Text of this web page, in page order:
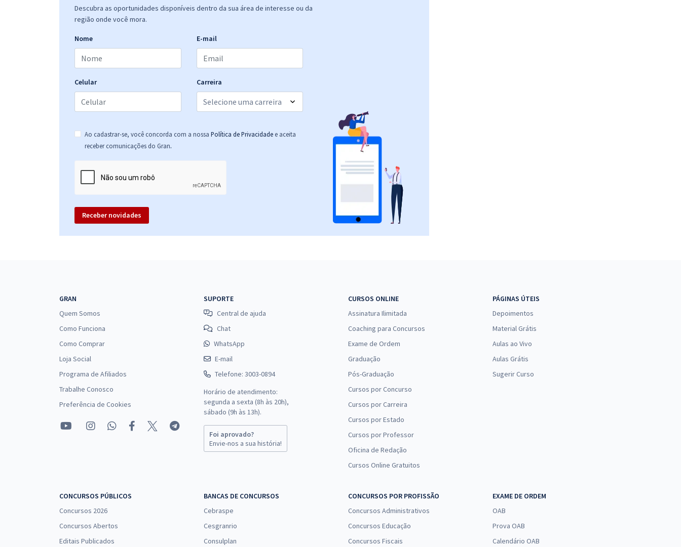
Descubra as oportunidades disponíveis dentro da sua área de interesse ou da
região onde você mora.
Nome E-mail
Celular Carreira
Ao cadastrar-se, você concorda com a nossa Política de Privacidade e aceita
receber comunicações do Gran.
Receber novidades
GRAN
Quem Somos
Como Funciona
Como Comprar
Loja Social
Programa de Afiliados
Trabalhe Conosco
Preferência de Cookies
SUPORTE
Central de ajuda
Chat
WhatsApp
E-mail
Telefone: 3003-0894
Horário de atendimento:
segunda a sexta (8h às 20h),
sábado (9h às 13h).
Foi aprovado?
Envie-nos a sua história!
CURSOS ONLINE
Assinatura Ilimitada
Coaching para Concursos
Exame de Ordem
Graduação
Pós-Graduação
Cursos por Concurso
Cursos por Carreira
Cursos por Estado
Cursos por Professor
Oficina de Redação
Cursos Online Gratuitos
PÁGINAS ÚTEIS
Depoimentos
Material Grátis
Aulas ao Vivo
Aulas Grátis
Sugerir Curso
CONCURSOS PÚBLICOS
Concursos 2026
Concursos Abertos
Editais Publicados
BANCAS DE CONCURSOS
Cebraspe
Cesgranrio
Consulplan
CONCURSOS POR PROFISSÃO
Concursos Administrativos
Concursos Educação
Concursos Fiscais
EXAME DE ORDEM
OAB
Prova OAB
Calendário OAB